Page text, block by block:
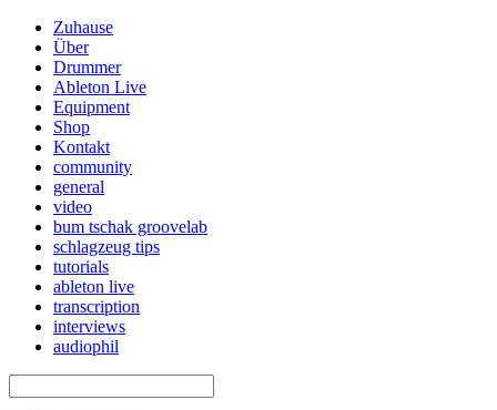
Zuhause
Über
Drummer
Ableton Live
Equipment
Shop
Kontakt
community
general
video
bum tschak groovelab
schlagzeug tips
tutorials
ableton live
transcription
interviews
audiophil